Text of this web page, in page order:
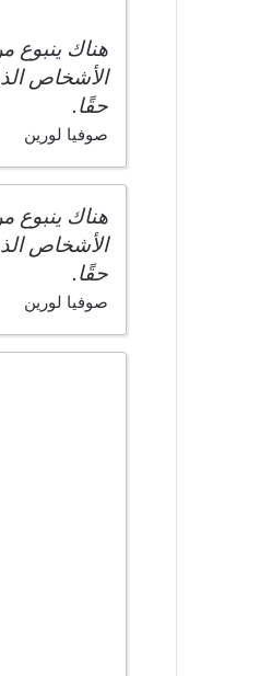
هناك ينبوع
الأشخاص
حقًا.
صوفيا لورين
هناك ينبوع
الأشخاص
حقًا.
صوفيا لورين